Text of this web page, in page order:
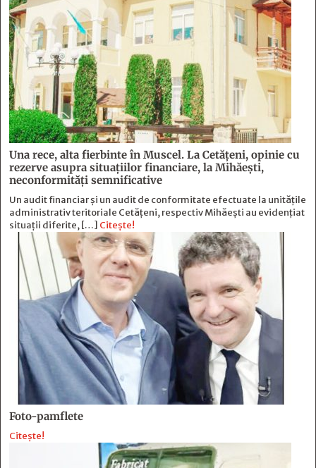
Una rece, alta fierbinte în Muscel. La Cetăţeni, opinie cu
rezerve asupra situaţiilor financiare, la Mihăeşti,
neconformităţi semnificative
Un audit financiar și un audit de conformitate efectuate la unitățile
administrativ teritoriale Cetățeni, respectiv Mihăești au evidențiat
situații diferite, […] Citește!
Foto-pamflete
Citește!